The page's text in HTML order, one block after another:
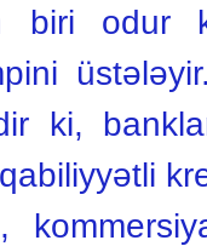
biri odur
ki,